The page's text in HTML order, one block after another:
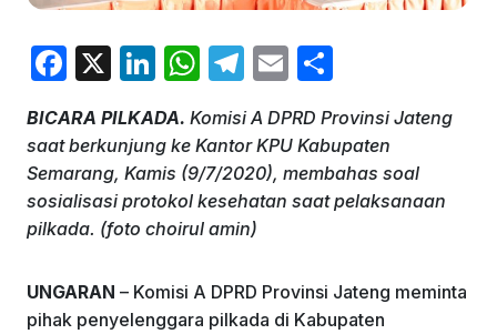
F
c
e
b
o
o
k
X
Li
k
e
dI
n
W
at
s
A
p
p
T
e
gr
a
m
E
ai
l
ar
e
BICARA PILKADA. Komisi A DPRD Provinsi Jateng
saat berkunjung ke Kantor KPU Kabupaten
Semarang, Kamis (9/7/2020), membahas soal
sosialisasi protokol kesehatan saat pelaksanaan
pilkada. (foto choirul amin)
UNGARAN – Komisi A DPRD Provinsi Jateng meminta
pihak penyelenggara pilkada di Kabupaten